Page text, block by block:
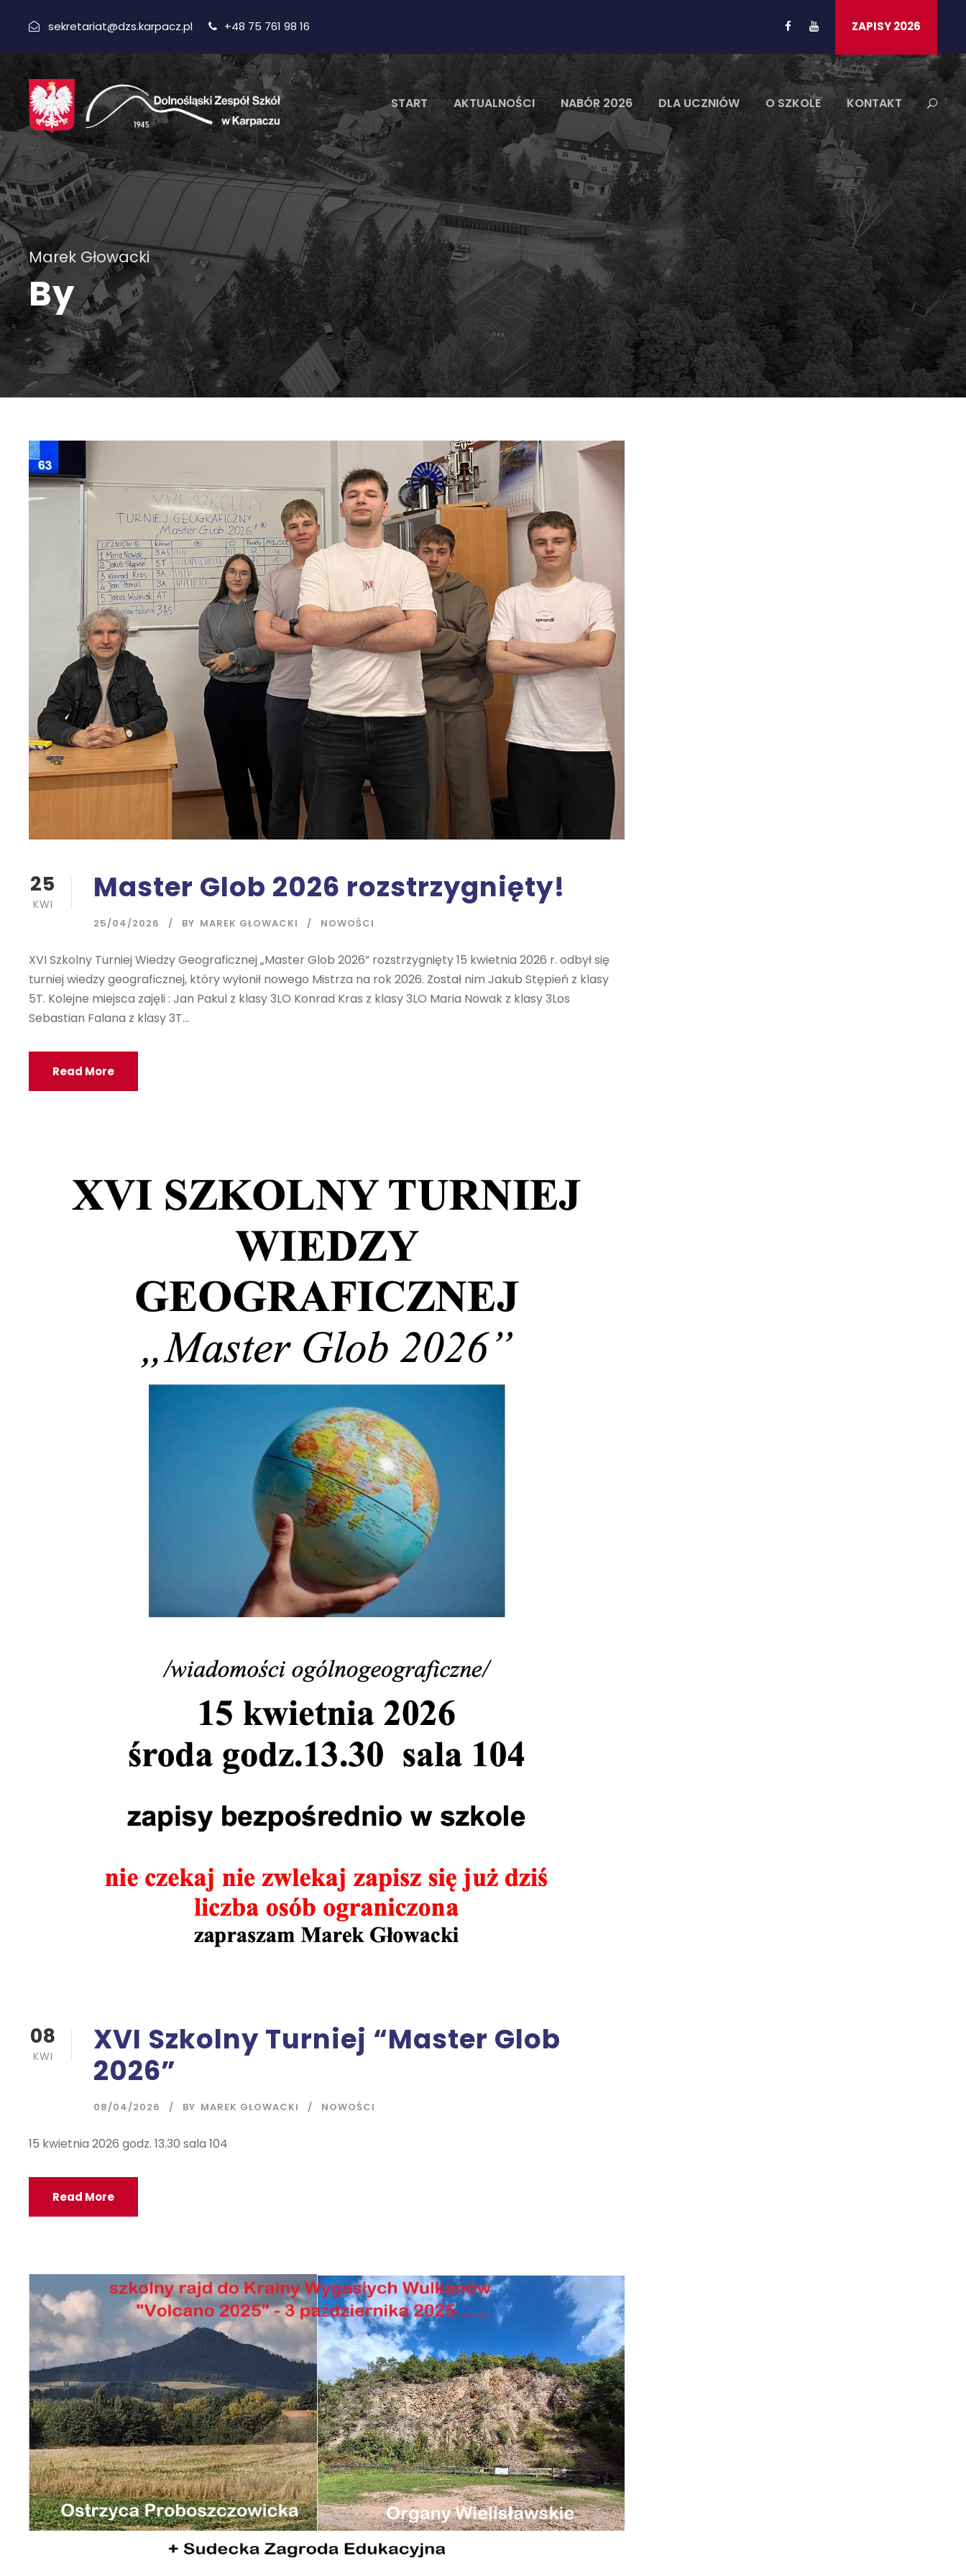
sekretariat@dzs.karpacz.pl +48 75 761 98 16 ZAPISY 2026
START AKTUALNOŚCI NABÓR 2026 DLA UCZNIÓW O SZKOLE KONTAKT
Marek Głowacki
By
25
KWI Master Glob 2026 rozstrzygnięty!
25/04/2026 BY MAREK GŁOWACKI NOWOŚCI
XVI Szkolny Turniej Wiedzy Geograficznej „Master Glob 2026” rozstrzygnięty 15 kwietnia 2026 r. odbył się
turniej wiedzy geograficznej, który wyłonił nowego Mistrza na rok 2026. Został nim Jakub Stępień z klasy
5T. Kolejne miejsca zajęli : Jan Pakul z klasy 3LO Konrad Kras z klasy 3LO Maria Nowak z klasy 3Los
Sebastian Falana z klasy 3T...
Read More
08
KWI
XVI Szkolny Turniej “Master Glob
2026”
08/04/2026 BY MAREK GŁOWACKI NOWOŚCI
15 kwietnia 2026 godz. 13.30 sala 104
Read More